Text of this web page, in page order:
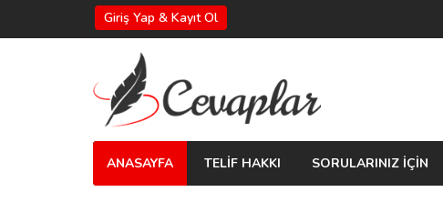
Giriş Yap & Kayıt Ol
ANASAYFA TELİF HAKKI SORULARINIZ İÇİN